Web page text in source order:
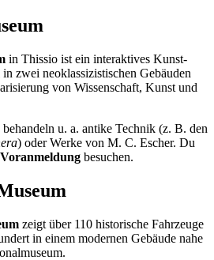
in Thissio ist ein interaktives Kunst-
zwei neoklassizistischen Gebäuden
von Wissenschaft, Kunst und
u. a. antike Technik (z. B. den
) oder Werke von M. C. Escher. Du
besuchen.
zeigt über 110 historische Fahrzeuge
in einem modernen Gebäude nahe